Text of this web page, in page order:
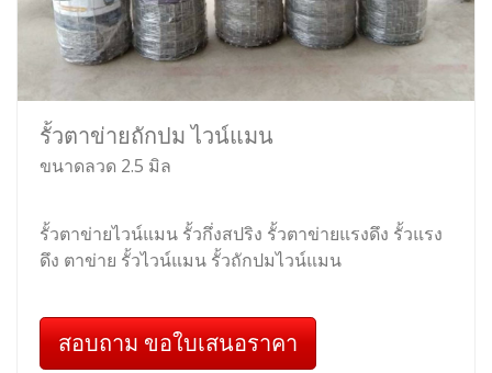
รั้วตาข่ายถักปม ไวน์แมน
ขนาดลวด 2.5 มิล
รั้วตาข่ายไวน์แมน รั้วกึ่งสปริง รั้วตาข่ายแรงดึง รั้วแรง
ดึง ตาข่าย รั้วไวน์แมน รั้วถักปมไวน์แมน
สอบถาม ขอใบเสนอราคา